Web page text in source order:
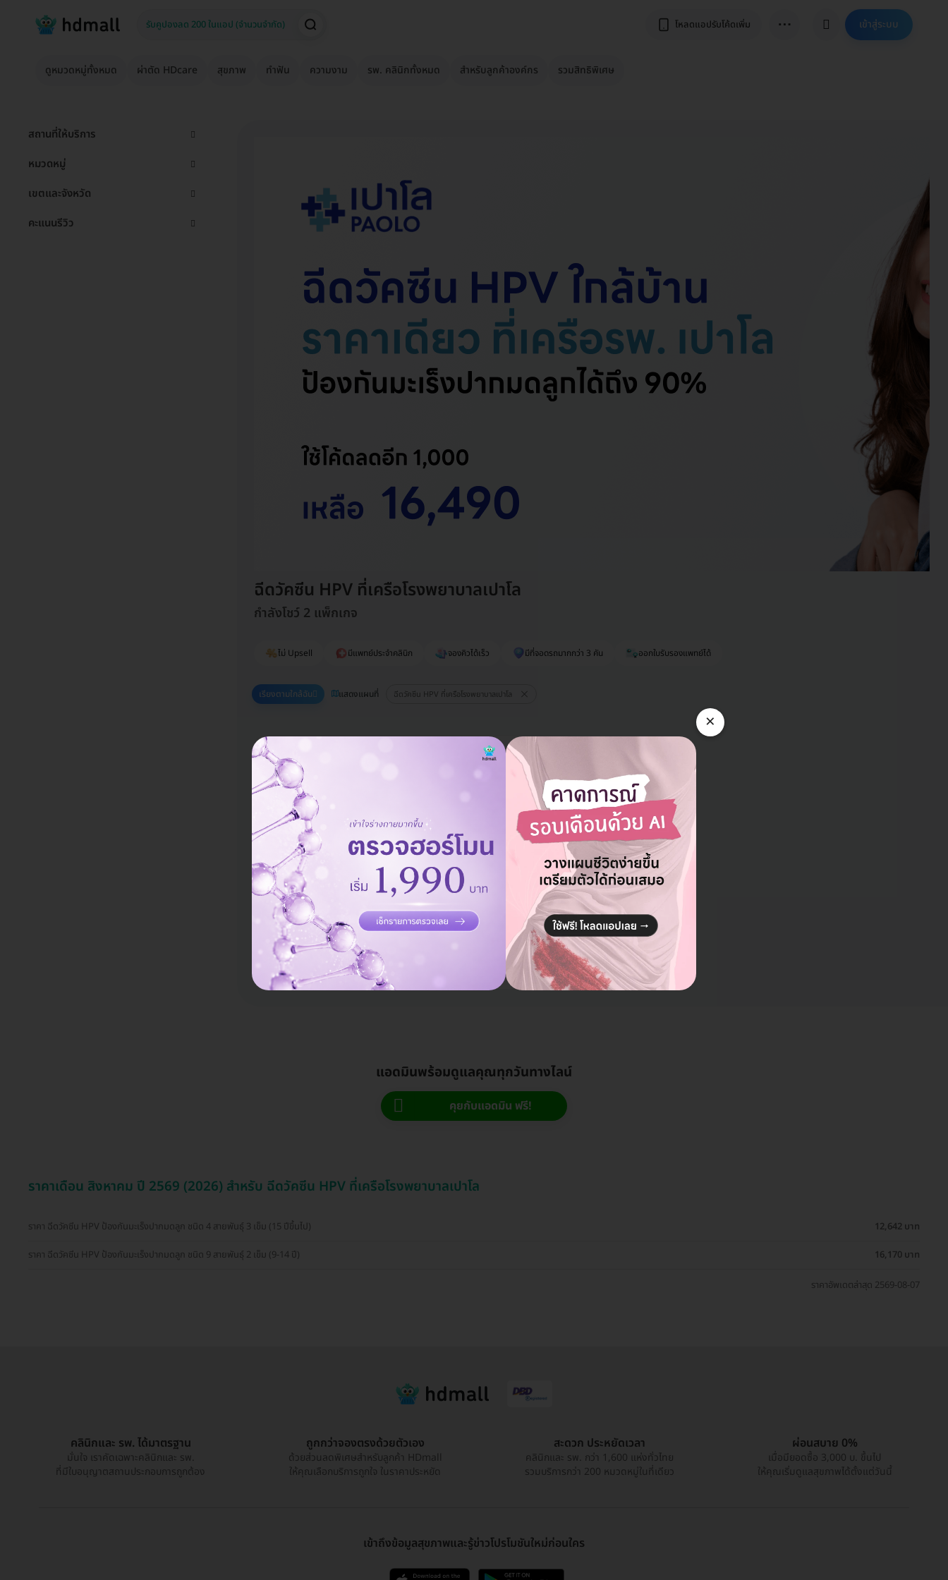
โหลดแอปรับโค้ดเพิ่ม ⋯ เข้าสู่ระบบ
ดูหมวดหมู่ทั้งหมด ผ่าตัด HDcare สุขภาพ ทำฟัน ความงาม รพ. คลินิกทั้งหมด สำหรับลูกค้าองค์กร รวมสิทธิพิเศษ
สถานที่ให้บริการ
หมวดหมู่
เขตและจังหวัด
คะแนนรีวิว
ฉีดวัคซีน HPV ที่เครือโรงพยาบาลเปาโล
กำลังโชว์ 2 แพ็กเกจ
ไม่ Upsell มีแพทย์ประจำคลินิก จองคิวได้เร็ว มีที่จอดรถมากกว่า 3 คัน ออกใบรับรองแพทย์ได้
เรียงตามใกล้ฉัน แสดงแผนที่ ฉีดวัคซีน HPV ที่เครือโรงพยาบาลเปาโล
โรงพยาบาลเปาโล รังสิต
อยู่ ปทุมธานี, ใกล้ ฟิวเจอร์ปาร์ค รังสิต
ไม่ Upsell
มีที่จอดรถมากกว่า 3 คัน
ฉีดวัคซีน HPV ป้องกันมะเร็งปากมดลูก ชนิด 4
สายพันธุ์ 3 เข็ม (15 ปีขึ้นไป)
12,642 บาท 12,900 บาท -2%
ฉีดวัคซีน HPV ป้องกันมะเร็งปากมดลูก ชนิด 9
สายพันธุ์ 2 เข็ม (9-14 ปี)
16,170 บาท 16,500 บาท -2%
แอดมินพร้อมดูแลคุณทุกวันทางไลน์
คุยกับแอดมิน ฟรี!
ราคาเดือน สิงหาคม ปี 2569 (2026) สำหรับ ฉีดวัคซีน HPV ที่เครือโรงพยาบาลเปาโล
ราคา ฉีดวัคซีน HPV ป้องกันมะเร็งปากมดลูก ชนิด 4 สายพันธุ์ 3 เข็ม (15 ปีขึ้นไป)
12,642 บาท
ราคา ฉีดวัคซีน HPV ป้องกันมะเร็งปากมดลูก ชนิด 9 สายพันธุ์ 2 เข็ม (9-14 ปี)
16,170 บาท
ราคาอัพเดตล่าสุด 2569-08-07
คลินิกและ รพ. ได้มาตรฐาน
มั่นใจ เราคัดเฉพาะคลินิกและ รพ.
ที่มีใบอนุญาตสถานประกอบการถูกต้อง
ถูกกว่าจองตรงด้วยตัวเอง
ด้วยส่วนลดพิเศษสำหรับลูกค้า HDmall
ให้คุณเลือกบริการถูกใจ ในราคาประหยัด
สะดวก ประหยัดเวลา
คลินิกและ รพ. กว่า 1,600 แห่งทั่วไทย
รวมบริการกว่า 200 หมวดหมู่ในที่เดียว
ผ่อนสบาย 0%
เมื่อมียอดซื้อ 3,000 บ. ขึ้นไป
ให้คุณเริ่มดูแลสุขภาพได้ตั้งแต่วันนี้
เข้าถึงข้อมูลสุขภาพและรู้ข่าวโปรโมชันใหม่ก่อนใคร
×